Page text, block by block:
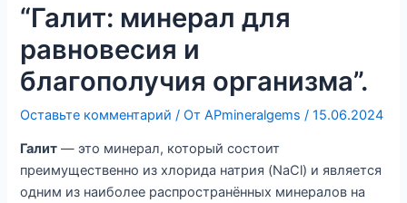
“Галит: минерал для
равновесия и
благополучия организма”.
Оставьте комментарий / ОтAPmineralgems/15.06.2024
Галит — это минерал, который состоит
преимущественно из хлорида натрия (NaCl) и является
одним из наиболее распространённых минералов на